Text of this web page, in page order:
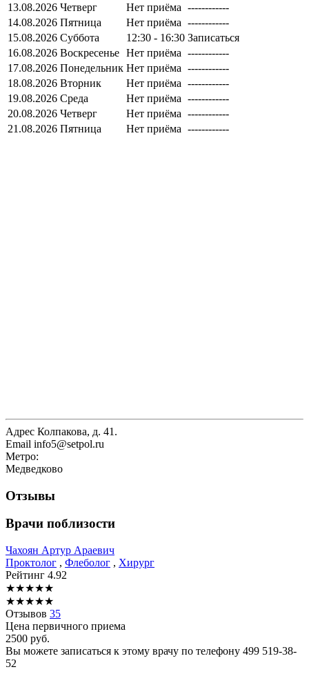
13.08.2026 Четверг Нет приёма ------------
14.08.2026 Пятница Нет приёма ------------
15.08.2026 Суббота 12:30 - 16:30 Записаться
16.08.2026 Воскресенье Нет приёма ------------
17.08.2026 Понедельник Нет приёма ------------
18.08.2026 Вторник Нет приёма ------------
19.08.2026 Среда Нет приёма ------------
20.08.2026 Четверг Нет приёма ------------
21.08.2026 Пятница Нет приёма ------------
Адрес Колпакова, д. 41.
Email info5@setpol.ru
Метро:
Медведково
Отзывы
Врачи поблизости
Чахоян Артур Араевич
Проктолог , Флеболог , Хирург
Рейтинг 4.92
★★★★★
★★★★★
Отзывов 35
Цена первичного приема
2500 руб.
Вы можете записаться к этому врачу по телефону 499 519-38-
52